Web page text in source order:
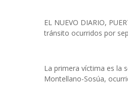
EL NUEVO DIARIO,
tránsito ocurridos por
La primera víctima es la
Montellano-Sosúa,